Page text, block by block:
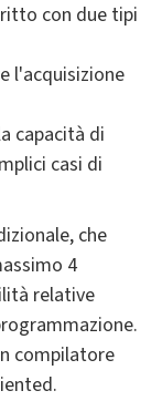
con due tipi
l'acquisizione
capacità di
casi di
che
4
relative
compilatore